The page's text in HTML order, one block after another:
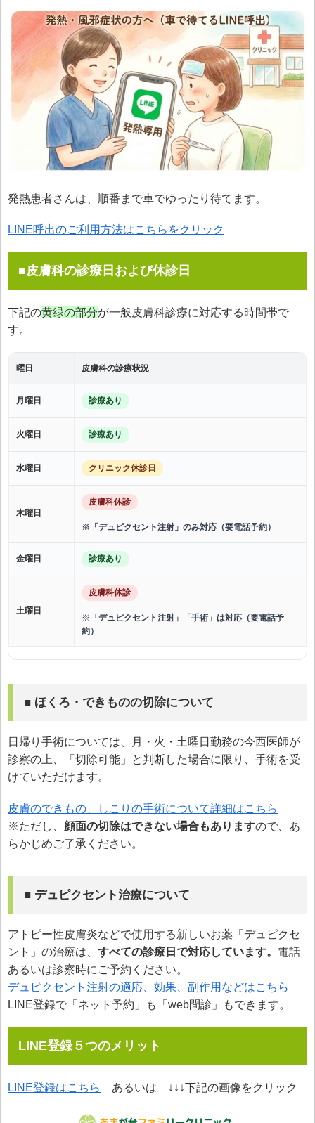
発熱患者さんは、順番まで車でゆったり待てます。
LINE呼出のご利用方法はこちらをクリック
■皮膚科の診療日および休診日
下記の黄緑の部分が一般皮膚科診療に対応する時間帯で
す。
曜日 皮膚科の診療状況
月曜日 診療あり
火曜日 診療あり
水曜日 クリニック休診日
木曜日
皮膚科休診
※「デュピクセント注射」のみ対応（要電話予約）
金曜日 診療あり
土曜日
皮膚科休診
※「デュピクセント注射」「手術」は対応（要電話予
約）
■ ほくろ・できものの切除について
日帰り手術については、月・火・土曜日勤務の今西医師が
診察の上、「切除可能」と判断した場合に限り、手術を受
けていただけます。
皮膚のできもの、しこりの手術について詳細はこちら
※ただし、 顔面の切除はできない場合もありますので、あ
らかじめご了承ください。
■ デュピクセント治療について
アトピー性皮膚炎などで使用する新しいお薬「デュピクセ
ント」の治療は、 すべての診療日で対応しています。 電話
あるいは診察時にご予約ください。
デュピクセント注射の適応、効果、副作用などはこちら
LINE登録で「ネット予約」も「web問診」もできます。
LINE登録５つのメリット
LINE登録はこちら あるいは ↓↓↓下記の画像をクリック